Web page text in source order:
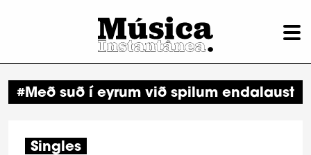
#Með suð í eyrum við spilum endalaust
Singles